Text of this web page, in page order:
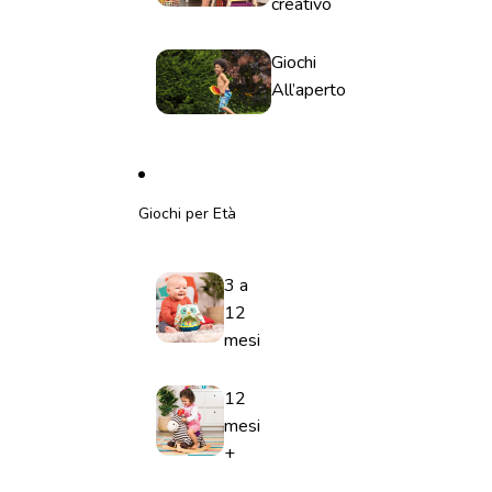
Giochi
All’aperto
Giochi per Età
3 a
12
mesi
12
mesi
+